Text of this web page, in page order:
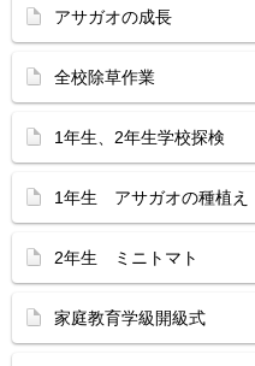
アサガオの成長
全校除草作業
1年生、2年生学校探検
1年生 アサガオの種植え
2年生 ミニトマト
家庭教育学級開級式